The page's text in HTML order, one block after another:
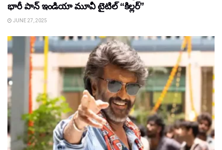
భారీ పాన్‌ ఇండియా మూవీ టైటిల్ “కిల్లర్”
JUNE 27, 2025